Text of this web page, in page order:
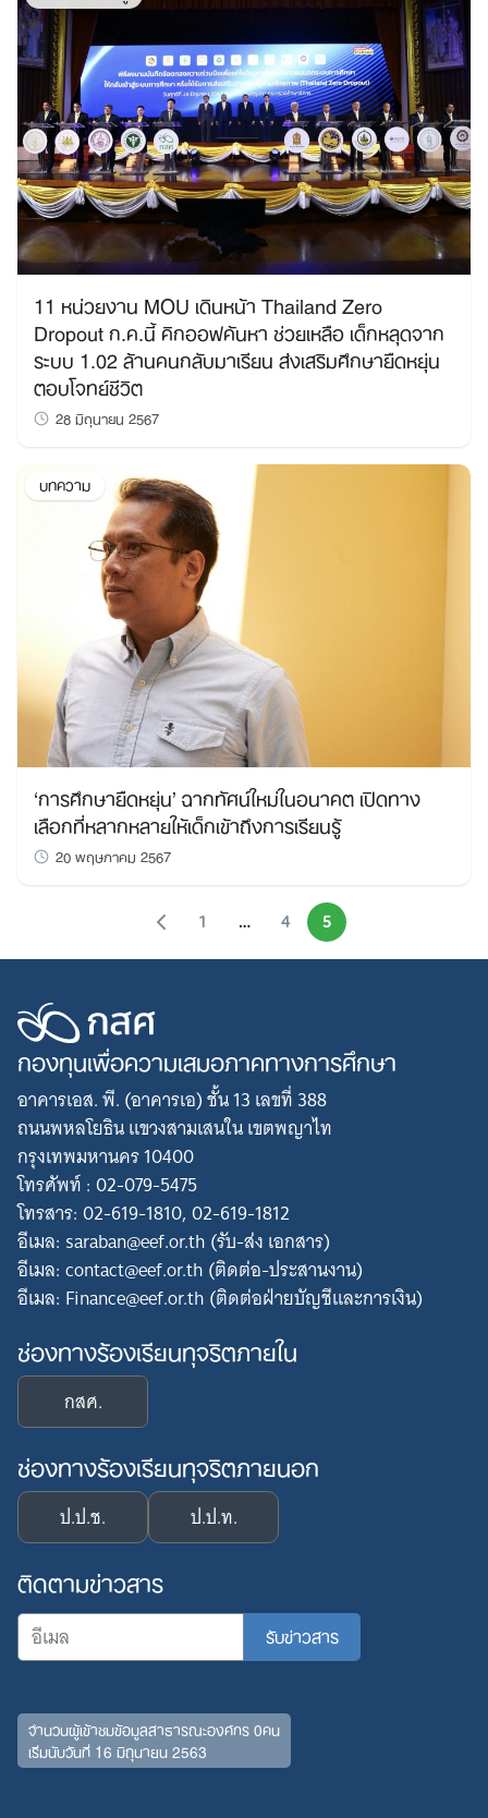
Search
11 หน่วยงาน MOU เดินหน้า Thailand Zero
Dropout ก.ค.นี้ คิกออฟค้นหา ช่วยเหลือ เด็กหลุดจาก
ระบบ 1.02 ล้านคนกลับมาเรียน ส่งเสริมศึกษายืดหยุ่น
ตอบโจทย์ชีวิต
28 มิถุนายน 2567
บทความ
‘การศึกษายืดหยุ่น’ ฉากทัศน์ใหม่ในอนาคต เปิดทาง
เลือกที่หลากหลายให้เด็กเข้าถึงการเรียนรู้
20 พฤษภาคม 2567
1 … 4 5
กองทุนเพื่อความเสมอภาคทางการศึกษา
อาคารเอส. พี. (อาคารเอ) ชั้น 13 เลขที่ 388
ถนนพหลโยธิน แขวงสามเสนใน เขตพญาไท
กรุงเทพมหานคร 10400
โทรศัพท์ : 02-079-5475
โทรสาร: 02-619-1810, 02-619-1812
อีเมล: saraban@eef.or.th (รับ-ส่ง เอกสาร)
อีเมล: contact@eef.or.th (ติดต่อ-ประสานงาน)
อีเมล: Finance@eef.or.th (ติดต่อฝ่ายบัญชีและการเงิน)
ช่องทางร้องเรียนทุจริตภายใน
กสศ.
ช่องทางร้องเรียนทุจริตภายนอก
ป.ป.ช. ป.ป.ท.
ติดตามข่าวสาร
จำนวนผู้เข้าชมข้อมูลสาธารณะองค์กร 0คน
เริ่มนับวันที่ 16 มิถุนายน 2563